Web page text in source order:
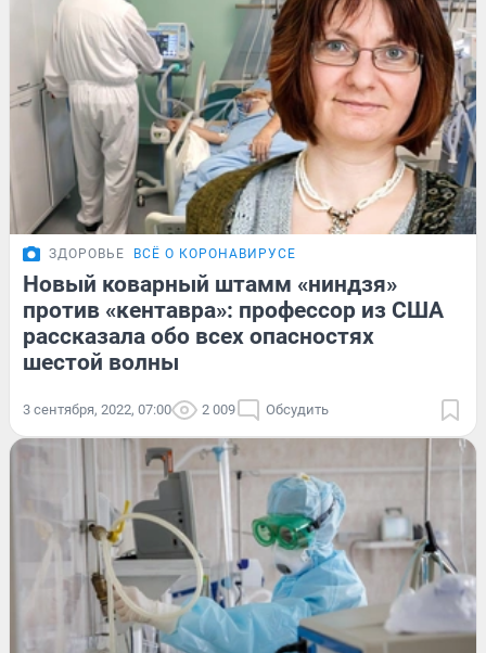
ЗДОРОВЬЕ ВСЁ О КОРОНАВИРУСЕ
Новый коварный штамм «ниндзя»
против «кентавра»: профессор из США
рассказала обо всех опасностях
шестой волны
3 сентября, 2022, 07:00 2 009 Обсудить